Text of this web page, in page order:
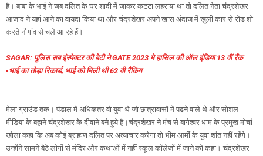
है। बाबा के भाई ने जब दलित के घर शादी में जाकर कटटा लहराया था तो दलित नेता चंद्रशेखर
आजाद ने यहां आने का वायदा किया था और चंद्रशेखर अपने खास अंदाज में खुली कार से रोड शो
करते नौगांव से चले आ रहे हैं।
SAGAR: पुलिस सब इंस्पेक्टर की बेटी ने GATE 2023 मे हासिल की ऑल इंडिया 13 वीं रैंक
▪️भाई का तोड़ा रिकार्ड, भाई को मिली थी 62 वी रैंकिंग
मेला ग्राउंड तक। पंडाल में अधिकतर वो युवा थे जो छात्रावासों में पढने वाले थे और सोशल
मीडिया के बहाने चंद्रशेखर के दीवाने बने हुये है।चंद्रशेखर ने मंच से बागेश्वर धाम के प्रमुख मोर्चा
खोला कहा कि अब कोई ब्राह्मण दलित पर अत्याचार करेगा तो भीम आर्मी के युवा शांत नहीं रहेंगे।
उन्होंने सामने बैठे लोगों से मंदिर और कथाओं में नहीं स्कूल कॉलेजों में जाने को कहा। चंद्रशेखर